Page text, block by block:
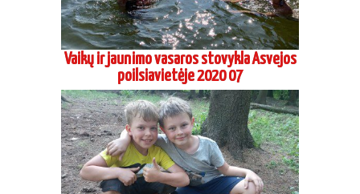
Vaikų ir jaunimo vasaros stovykla Asvejos
poilsiavietėje 2020 07